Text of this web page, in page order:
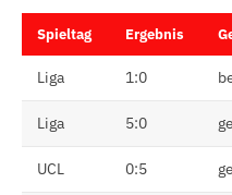
Spieltag Ergebnis
Liga 1:0
Liga 5:0
UCL 0:5